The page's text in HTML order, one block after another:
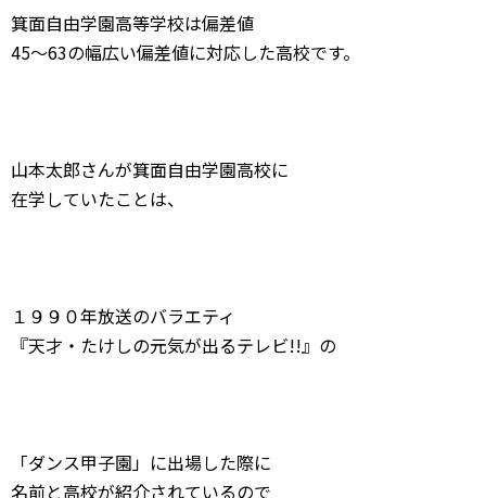
箕面自由学園高等学校は偏差値
45〜63の幅広い偏差値に対応した高校です。
山本太郎さんが箕面自由学園高校に
在学していたことは、
１９９０年放送のバラエティ
『天才・たけしの元気が出るテレビ!!』の
「ダンス甲子園」に出場した際に
名前と高校が紹介されているので